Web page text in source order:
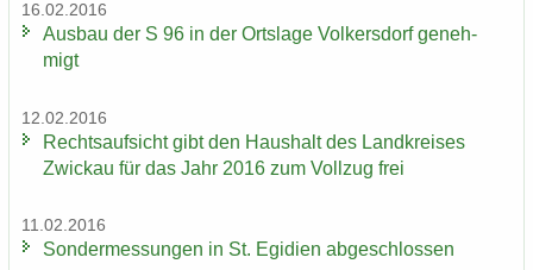
16.02.2016
Aus­bau der S 96 in der Orts­la­ge Vol­kers­dorf ge­neh­
migt
12.02.2016
Rechts­auf­sicht gibt den Haus­halt des Land­krei­ses
Zwi­ckau für das Jahr 2016 zum Voll­zug frei
11.02.2016
Son­der­mes­sun­gen in St. Egi­di­en ab­ge­schlos­sen